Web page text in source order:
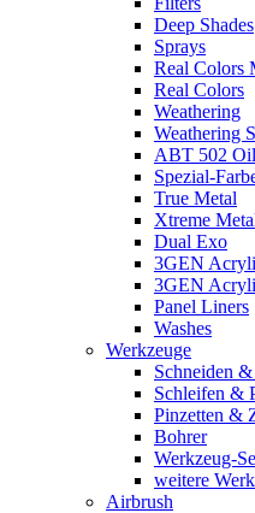
Deep Shades
Sprays
Real Colors
Real Colors
Weathering
Weathering
ABT 502
Spezial-
True Metal
Xtreme
Dual Exo
3GEN
3GEN
Panel Liners
Washes
Werkzeuge
Schneiden
Schleifen &
Pinzetten &
Bohrer
Werkzeug-
weitere
Airbrush